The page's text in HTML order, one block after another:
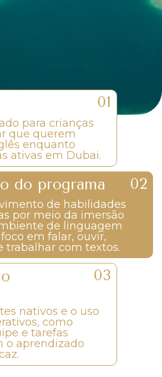
para crianças
que querem
enquanto
ativas em Dubai.
do programa
de habilidades
por meio da imersão
de linguagem
em falar, ouvir,
trabalhar com textos.
nativos e o uso
como
e tarefas
o aprendizado